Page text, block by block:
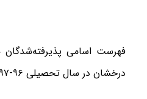
فهرست اسامی پذیرفته‌شدگان
درخشان در سال تحصیلی ۹۶-۹۷ اعلام شد.